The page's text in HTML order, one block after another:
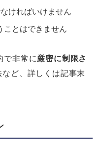
ければいけません
ことはできません
で非常に厳密に制限さ
ど、詳しくは記事末